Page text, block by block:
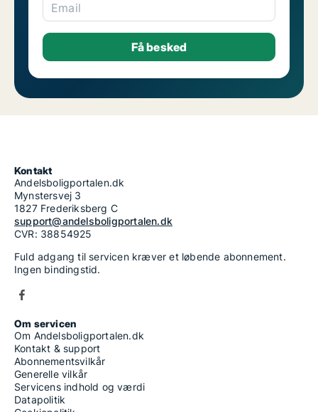
Email
Kontakt
Andelsboligportalen.dk
Mynstersvej 3
1827 Frederiksberg C
support@andelsboligportalen.dk
CVR: 38854925
Fuld adgang til servicen kræver et løbende abonnement.
Ingen bindingstid.
Om servicen
Om Andelsboligportalen.dk
Kontakt & support
Abonnementsvilkår
Generelle vilkår
Servicens indhold og værdi
Datapolitik